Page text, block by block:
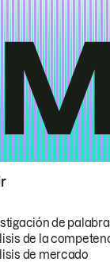
de
de la
de mercado